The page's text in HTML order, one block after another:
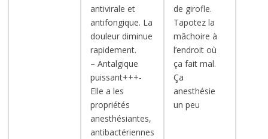
antivirale et
antifongique. La
douleur diminue
rapidement.
– Antalgique
puissant+++-
Elle a les
propriétés
anesthésiantes,
antibactériennes
de girofle.
Tapotez la
mâchoire à
l’endroit où
ça fait mal.
Ça
anesthésie
un peu